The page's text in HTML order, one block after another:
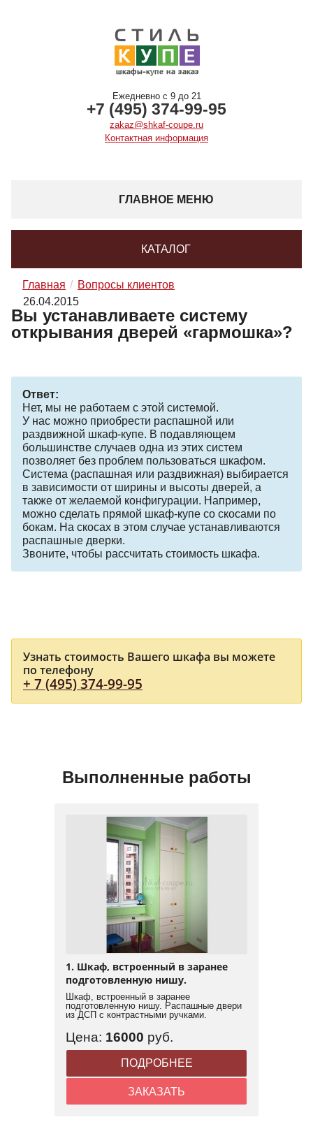
Ежедневно с 9 до 21
+7 (495) 374-99-95
zakaz@shkaf-coupe.ru
Контактная информация
ГЛАВНОЕ МЕНЮ
КАТАЛОГ
Главная
Вопросы клиентов
26.04.2015
Вы устанавливаете систему
открывания дверей «гармошка»?
Ответ:
Нет, мы не работаем с этой системой.
У нас можно приобрести распашной или
раздвижной шкаф-купе. В подавляющем
большинстве случаев одна из этих систем
позволяет без проблем пользоваться шкафом.
Система (распашная или раздвижная) выбирается
в зависимости от ширины и высоты дверей, а
также от желаемой конфигурации. Например,
можно сделать прямой шкаф-купе со скосами по
бокам. На скосах в этом случае устанавливаются
распашные дверки.
Звоните, чтобы рассчитать стоимость шкафа.
Узнать стоимость Вашего шкафа вы можете
по телефону
+ 7 (495) 374-99-95
Выполненные работы
1. Шкаф, встроенный в заранее
подготовленную нишу.
Шкаф, встроенный в заранее
подготовленную нишу. Распашные двери
из ДСП с контрастными ручками.
Цена: 16000 руб.
ПОДРОБНЕЕ
ЗАКАЗАТЬ